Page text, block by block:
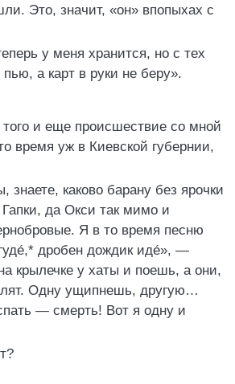
Это, значит, «он» впопыхах с
у меня хранится, но с тех
а карт в руки не беру».
того и еще происшествие со мной
время уж в Киевской губернии,
каково барану без ярочки
да Окси так мимо и
Я в то время песню
дробен дождик иде́», —
крылечке у хаты и поешь, а они,
Одну ущипнешь, другую…
— смерть! Вот я одну и